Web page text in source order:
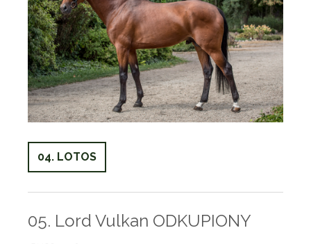
04. LOTOS
05. Lord Vulkan ODKUPIONY